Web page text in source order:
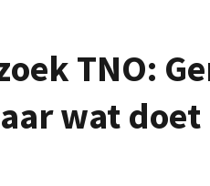
TNO:
wat